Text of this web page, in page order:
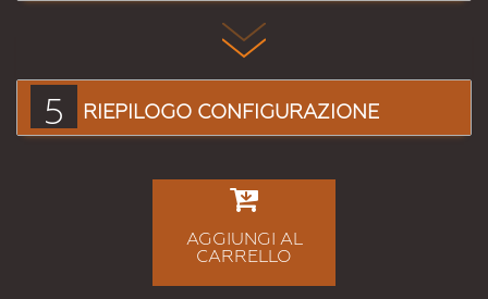
5 RIEPILOGO CONFIGURAZIONE
AGGIUNGI AL
CARRELLO